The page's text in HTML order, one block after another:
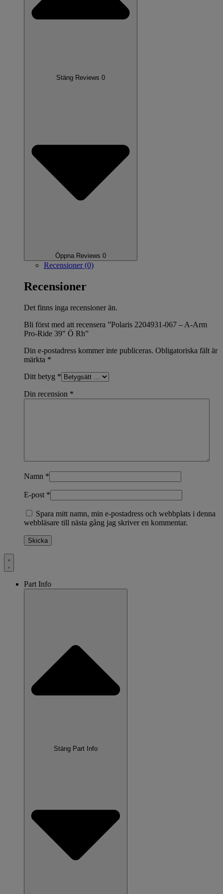
Stäng Reviews 0
Öppna Reviews 0
Recensioner (0)
Recensioner
Det finns inga recensioner än.
Bli först med att recensera ”Polaris 2204931-067 – A-Arm
Pro-Ride 39″ Ö Rh”
Din e-postadress kommer inte publiceras. Obligatoriska fält är
märkta *
Ditt betyg *
Din recension *
Namn *
E-post *
Spara mitt namn, min e-postadress och webbplats i denna
webbläsare till nästa gång jag skriver en kommentar.
Part Info
Stäng Part Info